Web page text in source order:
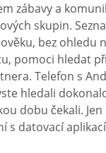
zábavy a
skupin.
bez ohledu
pomoci hledat
Telefon s
hledali
dobu čekali.
s datovací